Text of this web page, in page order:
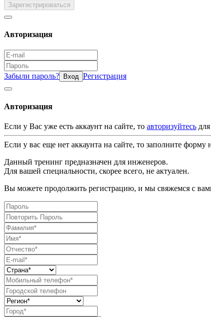
Зарегистрироваться
Авторизация
Забыли пароль? Вход Регистрация
Авторизация
Если у Вас уже есть аккаунт на сайте, то авторизуйтесь
Если у вас еще нет аккаунта на сайте, то заполните
Данный тренинг предназначен для инженеров.
Для вашей специальности, скорее всего, не актуален.
Вы можете продолжить регистрацию, и мы свяжемся с